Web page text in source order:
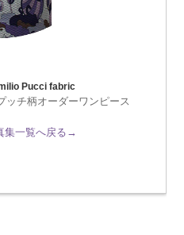
Pucci fabric
ッチ柄オーダーワンピース
集一覧へ戻る→